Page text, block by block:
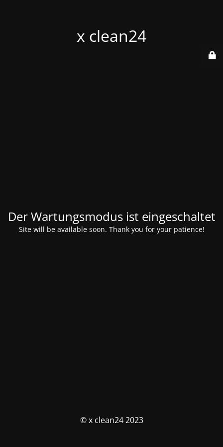
x clean24
Der Wartungsmodus ist eingeschaltet
Site will be available soon. Thank you for your patience!
© x clean24 2023